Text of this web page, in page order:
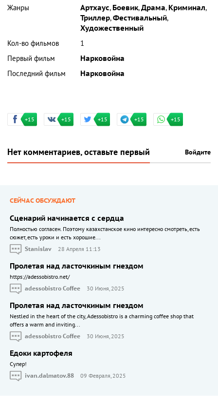
Жанры
Артхаус, Боевик,Драма, Криминал,
Триллер,Фестивальный,
Художественный
Кол-во фильмов
1
Первый фильм
Нарковойна
Последний фильм
Нарковойна
+15 +15 +15 +15 +15
Нет комментариев, оставьте первый Войдите
СЕЙЧАС ОБСУЖДАЮТ
Сценарий начинается с сердца
Полностью согласен. Поэтому казахстанское кино интересно смотреть, есть
сюжет, есть уроки и есть хорошие...
Stanislav
28 Апреля 11:13
Пролетая над ласточкиным гнездом
https://adessobistro.net/
adessobistro Coffee
30 Июня, 2025
Пролетая над ласточкиным гнездом
Nestled in the heart of the city, Adessobistro is a charming coffee shop that
offers a warm and inviting...
adessobistro Coffee
30 Июня, 2025
Едоки картофеля
Cупер!
ivan.dalmatov.88
09 Февраля, 2025